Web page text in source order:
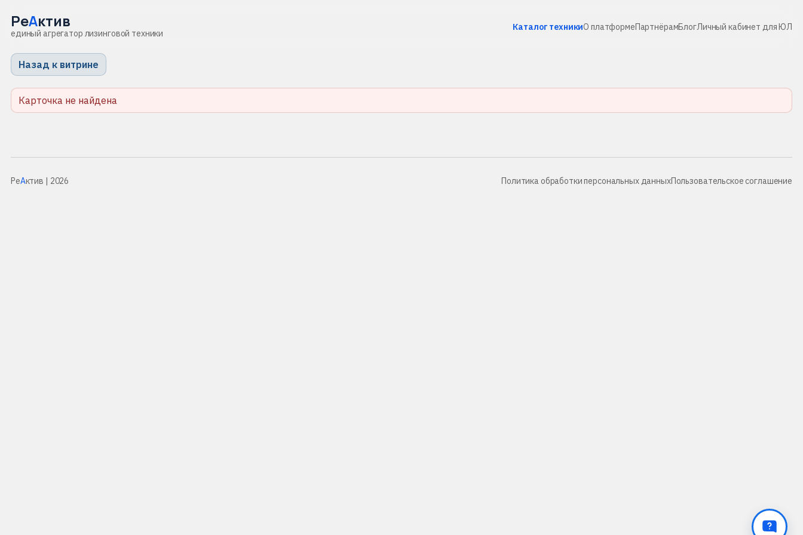
РеАктив
единый агрегатор лизинговой техники
Каталог техникиО платформеПартнёрамБлогЛичный кабинет для ЮЛ
Назад к витрине
Карточка не найдена
РеАктив | 2026 Политика обработки персональных данныхПользовательское соглашение